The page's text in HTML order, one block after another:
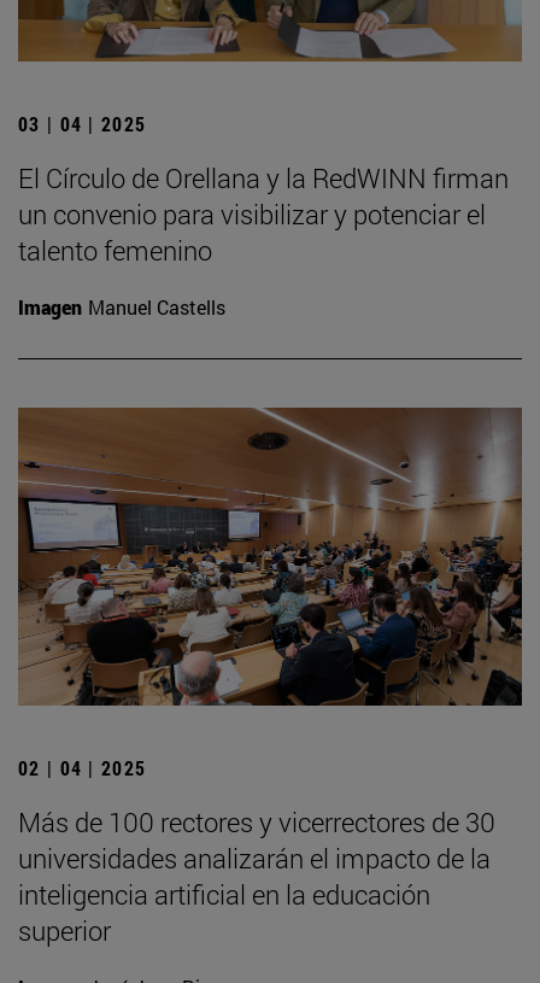
03 | 04 | 2025
El Círculo de Orellana y la RedWINN firman
un convenio para visibilizar y potenciar el
talento femenino
Imagen Manuel Castells
02 | 04 | 2025
Más de 100 rectores y vicerrectores de 30
universidades analizarán el impacto de la
inteligencia artificial en la educación
superior